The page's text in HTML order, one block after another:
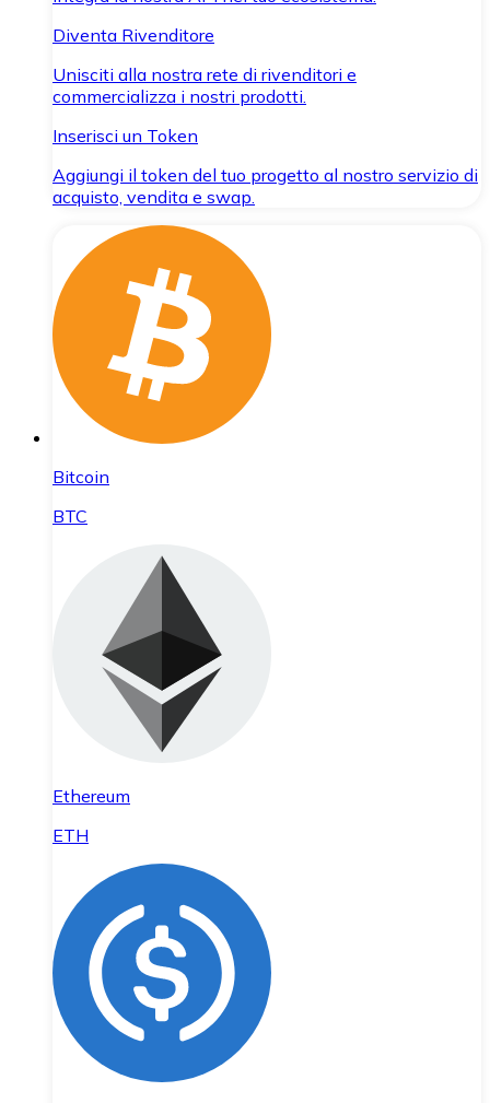
Diventa Rivenditore
Unisciti alla nostra rete di rivenditori e
commercializza i nostri prodotti.
Inserisci un Token
Aggiungi il token del tuo progetto al nostro servizio di
acquisto, vendita e swap.
Bitcoin
BTC
Ethereum
ETH